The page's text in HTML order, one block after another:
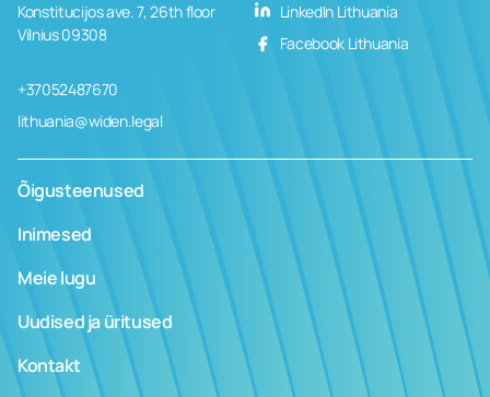
Konstitucijos ave. 7, 26th floor
Vilnius 09308
+37052487670
lithuania@widen.legal
LinkedIn Lithuania
Facebook Lithuania
Õigusteenused
Inimesed
Meie lugu
Uudised ja üritused
Kontakt